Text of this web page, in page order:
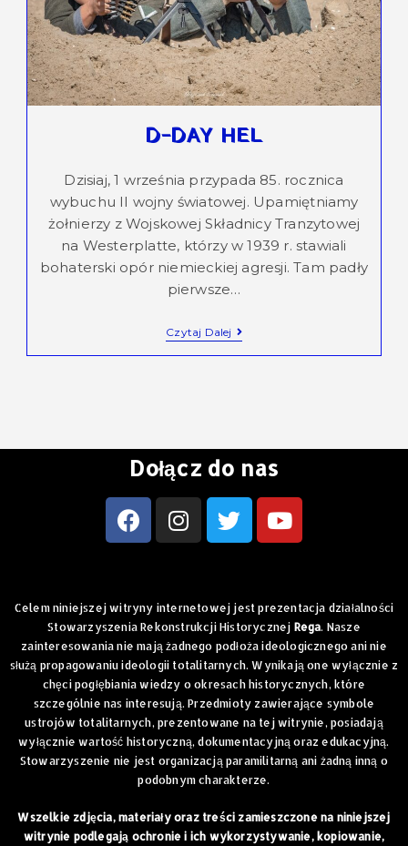
D-DAY HEL
Dzisiaj, 1 września przypada 85. rocznica
wybuchu II wojny światowej. Upamiętniamy
żołnierzy z Wojskowej Składnicy Tranzytowej
na Westerplatte, którzy w 1939 r. stawiali
bohaterski opór niemieckiej agresji. Tam padły
pierwsze…
Czytaj Dalej
Dołącz do nas
Celem niniejszej witryny internetowej jest prezentacja działalności
Stowarzyszenia Rekonstrukcji Historycznej Rega. Nasze
zainteresowania nie mają żadnego podłoża ideologicznego ani nie
służą propagowaniu ideologii totalitarnych. Wynikają one wyłącznie z
chęci pogłębiania wiedzy o okresach historycznych, które
szczególnie nas interesują. Przedmioty zawierające symbole
ustrojów totalitarnych, prezentowane na tej witrynie, posiadają
wyłącznie wartość historyczną, dokumentacyjną oraz edukacyjną.
Stowarzyszenie nie jest organizacją paramilitarną ani żadną inną o
podobnym charakterze.
Wszelkie zdjęcia, materiały oraz treści zamieszczone na niniejszej
witrynie podlegają ochronie i ich wykorzystywanie, kopiowanie,